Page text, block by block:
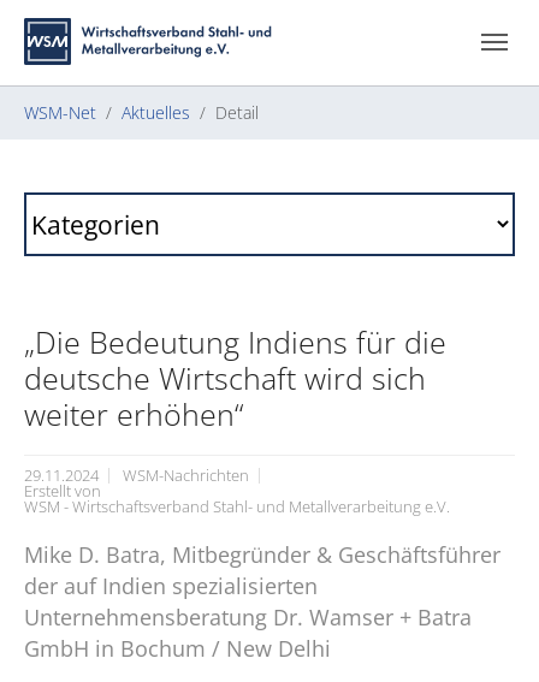
Zum Hauptinhalt springen
Skip to page footer
Sie sind hier:
WSM-Net Aktuelles Detail
„Die Bedeutung Indiens für die
deutsche Wirtschaft wird sich
weiter erhöhen“
29.11.2024 WSM-Nachrichten
Erstellt von
WSM - Wirtschaftsverband Stahl- und Metallverarbeitung e.V.
Mike D. Batra, Mitbegründer & Geschäftsführer
der auf Indien spezialisierten
Unternehmensberatung Dr. Wamser + Batra
GmbH in Bochum / New Delhi